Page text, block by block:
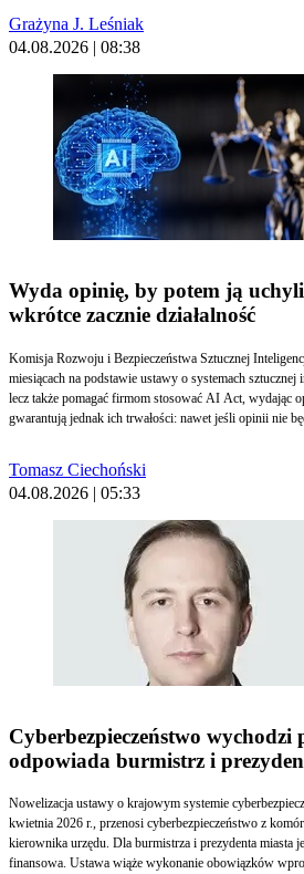
Grażyna J. Leśniak
04.08.2026 | 08:38
Wyda opinię, by potem ją
wkrótce zacznie działalność
Komisja Rozwoju i Bezpieczeństwa Sztucznej
miesiącach na podstawie ustawy o systemach
lecz także pomagać firmom stosować AI Act, wydając
gwarantują jednak ich trwałości: nawet jeśli opinii nie
Tomasz Ciechoński
04.08.2026 | 05:33
Cyberbezpieczeństwo wychodzi
odpowiada burmistrz i
Nowelizacja ustawy o krajowym systemie
kwietnia 2026 r., przenosi cyberbezpieczeństwo z
kierownika urzędu. Dla burmistrza i prezydenta miasta
finansowa. Ustawa wiąże wykonanie obowiązków